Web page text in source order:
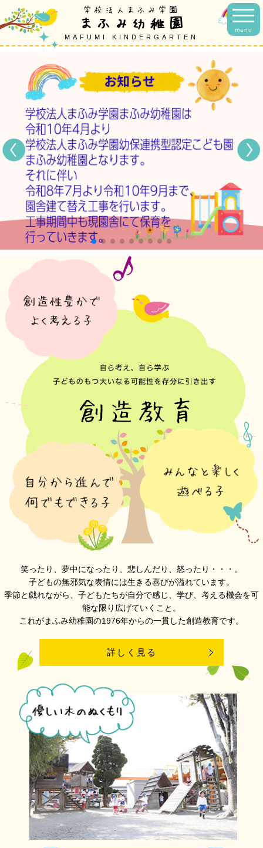
menu
学校法人まふみ学園
まふみ幼稚園
MAFUMI KINDERGARTEN
笑ったり、夢中になったり、悲しんだり、怒ったり・・・。
子どもの無邪気な表情には生きる喜びが溢れています。
季節と戯れながら、子どもたちが自分で感じ、学び、考える機会を可
能な限り広げていくこと。
これがまふみ幼稚園の1976年からの一貫した創造教育です。
詳しく見る